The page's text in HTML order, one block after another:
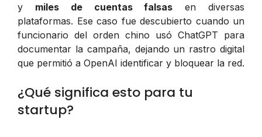
y miles de cuentas falsas en diversas
plataformas. Ese caso fue descubierto cuando un
funcionario del orden chino usó ChatGPT para
documentar la campaña, dejando un rastro digital
que permitió a OpenAI identificar y bloquear la red.
¿Qué significa esto para tu
startup?